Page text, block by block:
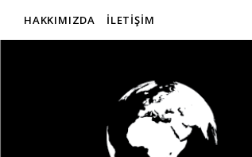
HAKKIMIZDA İLETIŞIM